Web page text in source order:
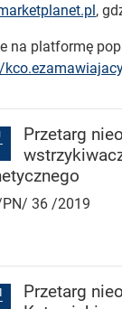
,
na platformę
Przetarg
PN/ 36 /2019
Przetarg